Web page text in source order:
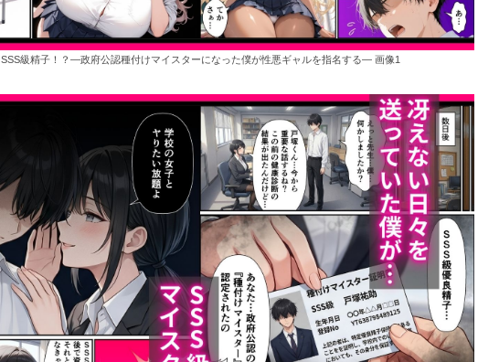
SSS級精子！？―政府公認種付けマイスターになった僕が性悪ギャルを指名する― 画像1